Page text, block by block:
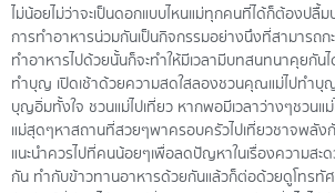
ไม่น้อย ไม่ว่าจะเป็นดอกแบบไหนแม่ทุกคนที่ได้ก็ต้องปลื้
การทำอาหารน่วมกันเป็นกิจกรรมอย่างนึงที่สามารถก
ทำอาหารไปด้วยนั้น ก็จะทำให้มีเวลา มีบทสนทนาคุยกัน
ทำบุญ เปิดเช้าด้วยความสดใสลองชวนคุณแม่ไปทำบุ
บุญ อิ่มทั้งใจ ชวนแม่ไปเที่ยว หากพอมีเวลาว่างๆชวนแ
แม่สุดๆ หาสถานที่สวยๆ พาครอบครัวไปเที่ยวชาจพลั
แนะนำควรไปที่คนน้อยๆ เพื่อลดปัญหาในเรื่องความส
กัน ทำกับข้าวทานอาหารด้วยกันแล้ว ก็ต่อด้วยดูโทรทั